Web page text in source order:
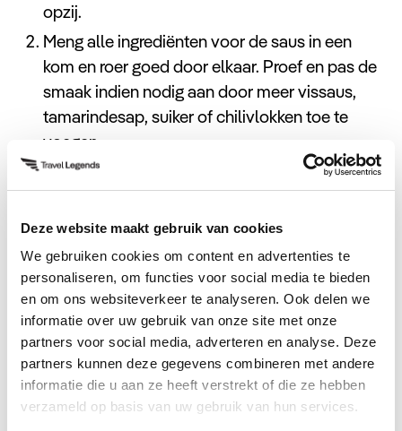
Deze website maakt gebruik van cookies
We gebruiken cookies om content en advertenties te
personaliseren, om functies voor social media te bieden
en om ons websiteverkeer te analyseren. Ook delen we
informatie over uw gebruik van onze site met onze
partners voor social media, adverteren en analyse. Deze
partners kunnen deze gegevens combineren met andere
informatie die u aan ze heeft verstrekt of die ze hebben
verzameld op basis van uw gebruik van hun services.
2 lente-uitjes, in dunne plakjes gesneden
100 gram taugé
50 gram gemalen pinda’s
Verse koriander en partjes limoen voor
garnering
opzij.
Meng alle ingrediënten voor de saus in een
kom en roer goed door elkaar. Proef en pas de
smaak indien nodig aan door meer vissaus,
tamarindesap, suiker of chilivlokken toe te
voegen.
Verhit de olie in een wok of grote koekenpan
op middelhoog vuur. Voeg de knoflook toe en
bak tot het geurig is.
Voeg de tofu toe aan de pan en bak tot het
goudbruin is. Als u garnalen of kip gebruikt,
voeg ze dan nu toe en bak tot ze gaar zijn.
Duw de tofu en vlees naar één kant van de pan
en giet de geklopte eieren in de lege ruimte.
Roer de eieren voorzichtig door tot ze gestold
zijn en meng ze vervolgens met de tofu en